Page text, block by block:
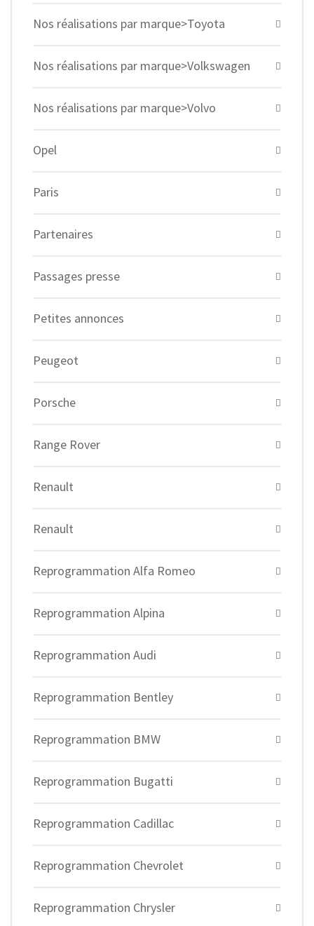
Nos réalisations par marque>Toyota
Nos réalisations par marque>Volkswagen
Nos réalisations par marque>Volvo
Opel
Paris
Partenaires
Passages presse
Petites annonces
Peugeot
Porsche
Range Rover
Renault
Renault
Reprogrammation Alfa Romeo
Reprogrammation Alpina
Reprogrammation Audi
Reprogrammation Bentley
Reprogrammation BMW
Reprogrammation Bugatti
Reprogrammation Cadillac
Reprogrammation Chevrolet
Reprogrammation Chrysler